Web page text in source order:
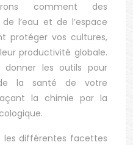
comment des
l’eau et de l’espace
protéger vos cultures,
productivité globale.
donner les outils pour
la santé de votre
la chimie par la
les différentes facettes